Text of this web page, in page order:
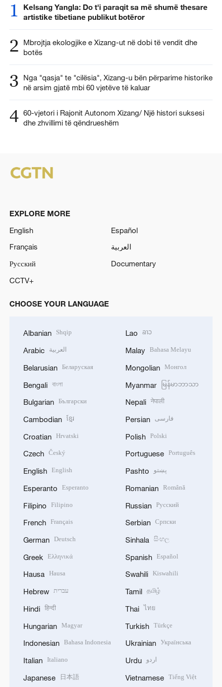
1
Kelsang Yangla: Do t'i paraqit sa më shumë thesare
artistike tibetiane publikut botëror
2
Mbrojtja ekologjike e Xizang-ut në dobi të vendit dhe
botës
3
Nga "qasja" te "cilësia", Xizang-u bën përparime historike
në arsim gjatë mbi 60 vjetëve të kaluar
4 60-vjetori i Rajonit Autonom Xizang/ Një histori suksesi
dhe zhvillimi të qëndrueshëm
EXPLORE MORE
English
Español
Français
العربية
Русский
Documentary
CCTV+
CHOOSE YOUR LANGUAGE
Albanian Shqip
Arabic العربية
Belarusian Беларуская
Bengali বাংলা
Bulgarian Български
Cambodian ខ្មែរ
Croatian Hrvatski
Czech Český
English English
Esperanto Esperanto
Filipino Filipino
French Français
German Deutsch
Greek Ελληνικά
Hausa Hausa
Hebrew עברית
Hindi हिन्दी
Hungarian Magyar
Indonesian Bahasa Indonesia
Italian Italiano
Japanese 日本語
Lao ລາວ
Malay Bahasa Melayu
Mongolian Монгол
Myanmar မြန်မာဘာသာ
Nepali नेपाली
Persian فارسی
Polish Polski
Portuguese Português
Pashto پښتو
Romanian Română
Russian Русский
Serbian Српски
Sinhala සිංහල
Spanish Español
Swahili Kiswahili
Tamil தமிழ்
Thai ไทย
Turkish Türkçe
Ukrainian Українська
Urdu اردو
Vietnamese Tiếng Việt